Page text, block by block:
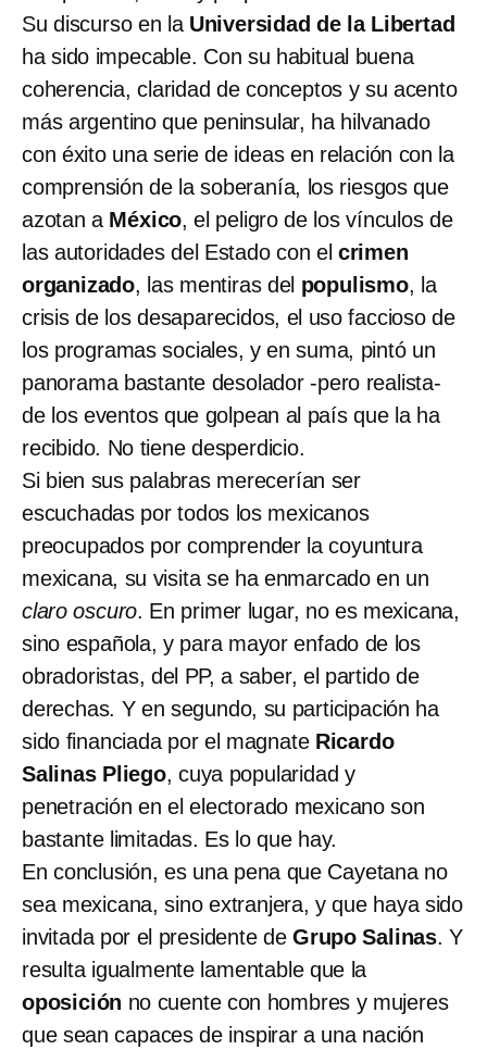
Su discurso en la Universidad de la Libertad
ha sido impecable. Con su habitual buena
coherencia, claridad de conceptos y su acento
más argentino que peninsular, ha hilvanado
con éxito una serie de ideas en relación con la
comprensión de la soberanía, los riesgos que
azotan a México, el peligro de los vínculos de
las autoridades del Estado con el crimen
organizado, las mentiras del populismo, la
crisis de los desaparecidos, el uso faccioso de
los programas sociales, y en suma, pintó un
panorama bastante desolador -pero realista-
de los eventos que golpean al país que la ha
recibido. No tiene desperdicio.
Si bien sus palabras merecerían ser
escuchadas por todos los mexicanos
preocupados por comprender la coyuntura
mexicana, su visita se ha enmarcado en un
claro oscuro. En primer lugar, no es mexicana,
sino española, y para mayor enfado de los
obradoristas, del PP, a saber, el partido de
derechas. Y en segundo, su participación ha
sido financiada por el magnate Ricardo
Salinas Pliego, cuya popularidad y
penetración en el electorado mexicano son
bastante limitadas. Es lo que hay.
En conclusión, es una pena que Cayetana no
sea mexicana, sino extranjera, y que haya sido
invitada por el presidente deGrupo Salinas. Y
resulta igualmente lamentable que la
oposición no cuente con hombres y mujeres
que sean capaces de inspirar a una nación